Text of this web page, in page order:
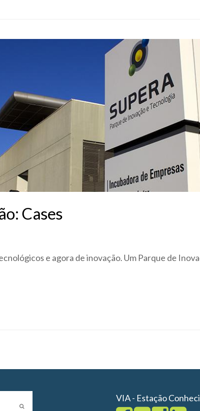
Cases
e agora de inovação. Um Parque de
VIA - Estação